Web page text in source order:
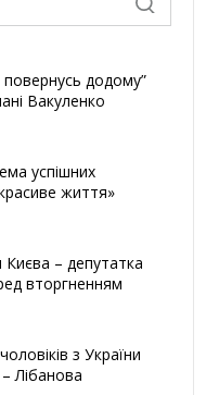
додому”
Вакуленко
успішних
життя»
– депутатка
вторгненням
з України
Лібанова